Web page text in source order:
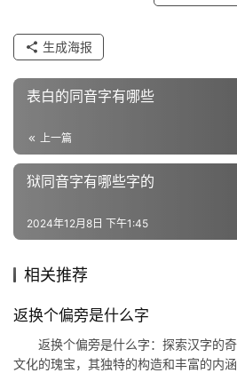
字
组
义
词
近
生成海报
表白的同音字有哪些
上一篇
狱同音字有哪些字的
2024年12月8日 下午1:45
相关推荐
返换个偏旁是什么字
返换个偏旁是什么字：探索汉字
文化的瑰宝，其独特的构造和丰富的内